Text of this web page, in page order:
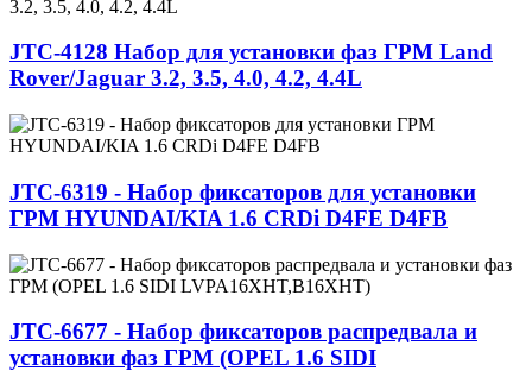
JTC-4128 Набор для установки фаз ГРМ Land
Rover/Jaguar 3.2, 3.5, 4.0, 4.2, 4.4L
JTC-6319 - Набор фиксаторов для установки
ГРМ HYUNDAI/KIA 1.6 CRDi D4FE D4FB
JTC-6677 - Набор фиксаторов распредвала и
установки фаз ГРМ (OPEL 1.6 SIDI